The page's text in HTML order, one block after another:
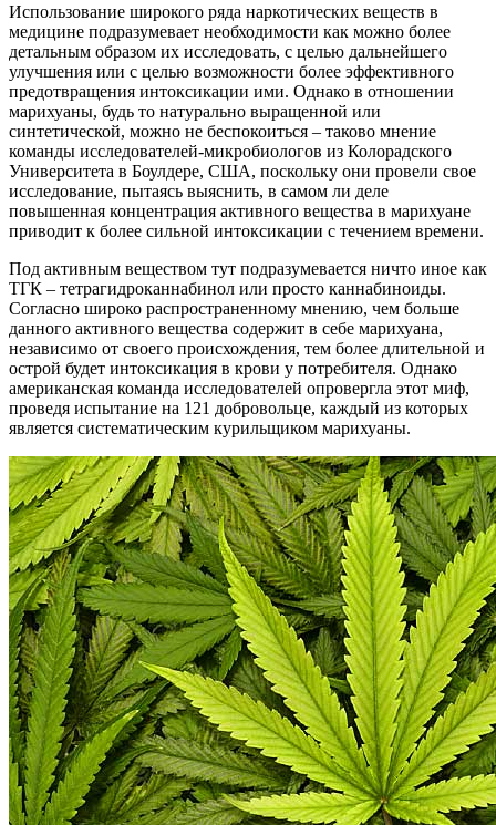
Использование широкого ряда наркотических веществ в
медицине подразумевает необходимости как можно более
детальным образом их исследовать, с целью дальнейшего
улучшения или с целью возможности более эффективного
предотвращения интоксикации ими. Однако в отношении
марихуаны, будь то натурально выращенной или
синтетической, можно не беспокоиться – таково мнение
команды исследователей-микробиологов из Колорадского
Университета в Боулдере, США, поскольку они провели свое
исследование, пытаясь выяснить, в самом ли деле
повышенная концентрация активного вещества в марихуане
приводит к более сильной интоксикации с течением времени.
Под активным веществом тут подразумевается ничто иное как
ТГК – тетрагидроканнабинол или просто каннабиноиды.
Согласно широко распространенному мнению, чем больше
данного активного вещества содержит в себе марихуана,
независимо от своего происхождения, тем более длительной и
острой будет интоксикация в крови у потребителя. Однако
американская команда исследователей опровергла этот миф,
проведя испытание на 121 добровольце, каждый из которых
является систематическим курильщиком марихуаны.